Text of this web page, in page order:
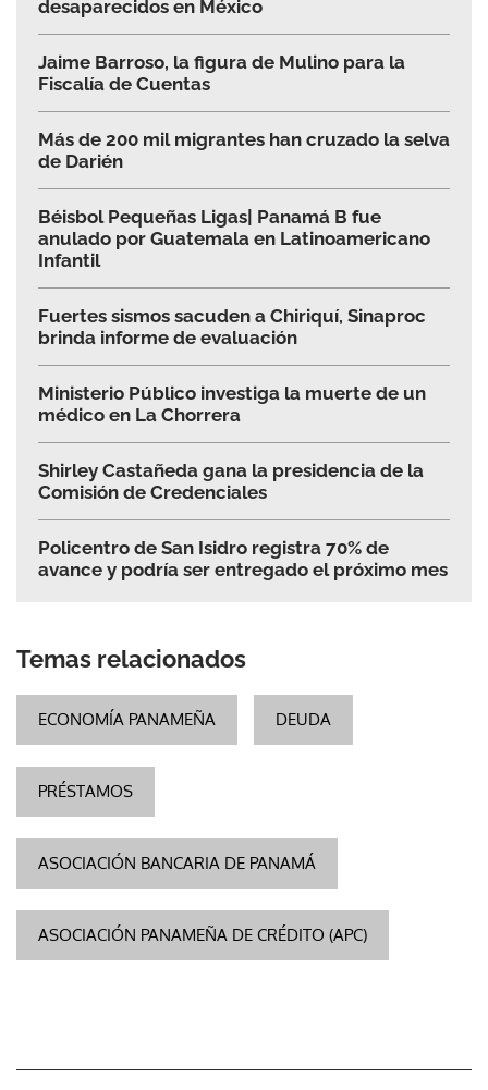
desaparecidos en México
Jaime Barroso, la figura de Mulino para la
Fiscalía de Cuentas
Más de 200 mil migrantes han cruzado la selva
de Darién
Béisbol Pequeñas Ligas| Panamá B fue
anulado por Guatemala en Latinoamericano
Infantil
Fuertes sismos sacuden a Chiriquí, Sinaproc
brinda informe de evaluación
Ministerio Público investiga la muerte de un
médico en La Chorrera
Shirley Castañeda gana la presidencia de la
Comisión de Credenciales
Policentro de San Isidro registra 70% de
avance y podría ser entregado el próximo mes
Temas relacionados
ECONOMÍA PANAMEÑA DEUDA
PRÉSTAMOS
ASOCIACIÓN BANCARIA DE PANAMÁ
ASOCIACIÓN PANAMEÑA DE CRÉDITO (APC)